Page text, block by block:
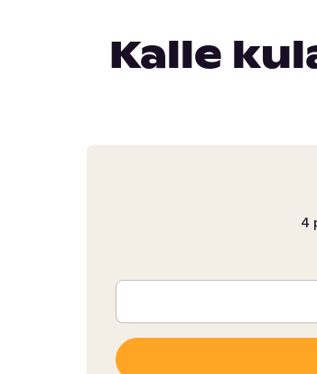
Kalle
4